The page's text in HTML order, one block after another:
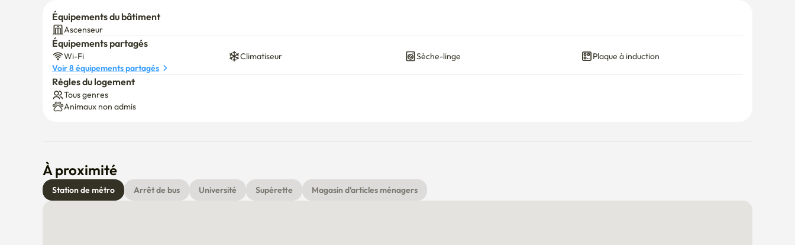
Équipements du bâtiment
Ascenseur
Équipements partagés
Wi-Fi Climatiseur Sèche-linge
Plaque à induction
Voir 8 équipements partagés
Règles du logement
Tous genres
Animaux non admis
À proximité
Station de métro Arrêt de bus Université Supérette Magasin d'articles ménagers